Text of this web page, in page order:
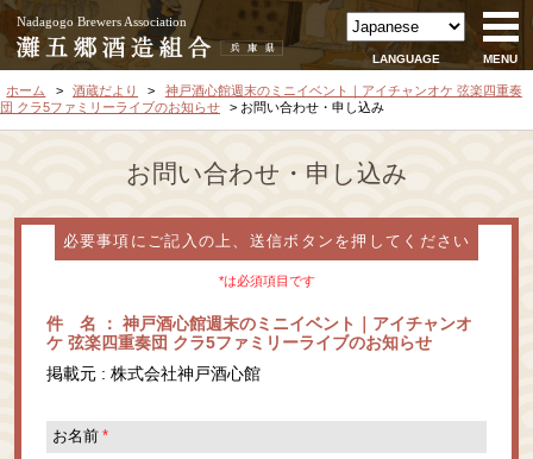
Nadagogo Brewers Association
LANGUAGE MENU
ホーム 酒蔵だより
神戸酒心館週末のミニイベント｜アイチャンオケ 弦楽四重奏
団 クラ5ファミリーライブのお知らせ
お問い合わせ・申し込み
お問い合わせ・申し込み
必要事項にご記入の上、送信ボタンを押してください
*は必須項目です
件 名 ： 神戸酒心館週末のミニイベント｜アイチャンオ
ケ 弦楽四重奏団 クラ5ファミリーライブのお知らせ
掲載元 : 株式会社神戸酒心館
お名前 *